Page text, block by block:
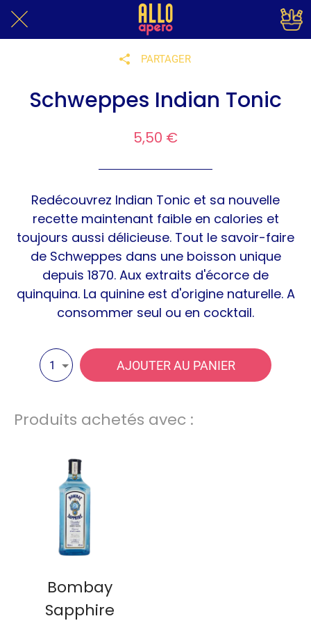
PARTAGER
Schweppes Indian Tonic
5,50 €
Redécouvrez Indian Tonic et sa nouvelle
recette maintenant faible en calories et
toujours aussi délicieuse. Tout le savoir-faire
de Schweppes dans une boisson unique
depuis 1870. Aux extraits d'écorce de
quinquina. La quinine est d'origine naturelle. A
consommer seul ou en cocktail.
1 AJOUTER AU PANIER
Produits achetés avec :
Bombay
Sapphire